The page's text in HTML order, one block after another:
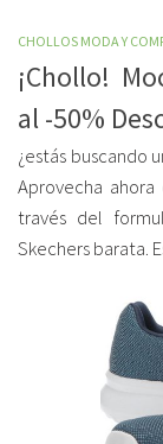
CHOLLOS MODA Y
¡Chollo!
al -50%
¿estás buscando
Aprovecha
través del
Skechers barata.